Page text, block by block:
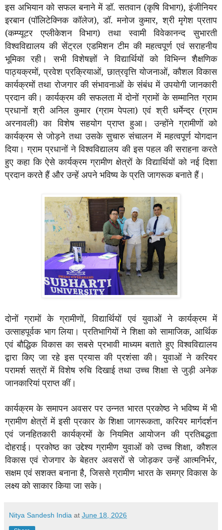
इस अभियान को सफल बनाने में डॉ. सतवान (कृषि विभाग),इंजीनियर
इरबान (पॉलिटेक्निक कॉलेज),डॉ. मनोज कुमार,श्री मृगेश प्रताप
(कम्प्यूटर एप्लीकेशन विभाग) तथा स्वामी विवेकानन्द सुभारती
विश्वविद्यालय की सेंट्रल एडमिशन टीम की महत्वपूर्ण एवं सराहनीय
भूमिका रही। सभी विशेषज्ञों ने विद्यार्थियों को विभिन्न शैक्षणिक
पाठ्यक्रमों,प्रवेश प्रक्रियाओं,छात्रवृत्ति योजनाओं,कौशल विकास
कार्यक्रमों तथा रोजगार की संभावनाओं के संबंध में उपयोगी जानकारी
प्रदान की। कार्यक्रम की सफलता में दोनों ग्रामों के सम्मानित ग्राम
प्रधानों श्री अनिल कुमार (ग्राम पेपला) एवं श्री धर्मेन्द्र (ग्राम
अरनावली) का विशेष सहयोग प्राप्त हुआ। उन्होंने ग्रामीणों को
कार्यक्रम से जोड़ने तथा उसके सुचारु संचालन में महत्वपूर्ण योगदान
दिया। ग्राम प्रधानों ने विश्वविद्यालय की इस पहल की सराहना करते
हुए कहा कि ऐसे कार्यक्रम ग्रामीण क्षेत्रों के विद्यार्थियों को नई दिशा
प्रदान करते हैं और उन्हें अपने भविष्य के प्रति जागरूक बनाते हैं।
दोनों ग्रामों के ग्रामीणों,विद्यार्थियों एवं युवाओं ने कार्यक्रम में
उत्साहपूर्वक भाग लिया। प्रतिभागियों ने शिक्षा को सामाजिक, आर्थिक
एवं बौद्धिक विकास का सबसे प्रभावी माध्यम बताते हुए विश्वविद्यालय
द्वारा किए जा रहे इस प्रयास की प्रशंसा की। युवाओं ने करियर
परामर्श सत्रों में विशेष रुचि दिखाई तथा उच्च शिक्षा से जुड़ी अनेक
जानकारियां प्राप्त कीं।
कार्यक्रम के समापन अवसर पर उन्नत भारत प्रकोष्ठ ने भविष्य में भी
ग्रामीण क्षेत्रों में इसी प्रकार के शिक्षा जागरूकता,करियर मार्गदर्शन
एवं जनहितकारी कार्यक्रमों के नियमित आयोजन की प्रतिबद्धता
दोहराई। प्रकोष्ठ का उद्देश्य ग्रामीण युवाओं को उच्च शिक्षा,कौशल
विकास एवं रोजगार के बेहतर अवसरों से जोड़कर उन्हें आत्मनिर्भर,
सक्षम एवं सशक्त बनाना है,जिससे ग्रामीण भारत के समग्र विकास के
लक्ष्य को साकार किया जा सके।
Nitya Sandesh India at June 18, 2026